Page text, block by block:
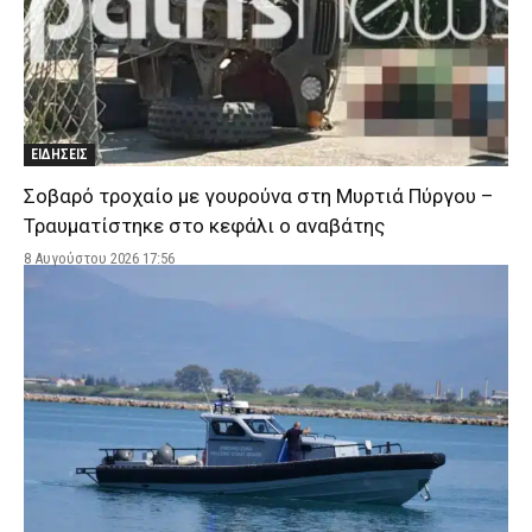
ΕΙΔΗΣΕΙΣ
Σοβαρό τροχαίο με γουρούνα στη Μυρτιά Πύργου –
Τραυματίστηκε στο κεφάλι ο αναβάτης
8 Αυγούστου 2026 17:56